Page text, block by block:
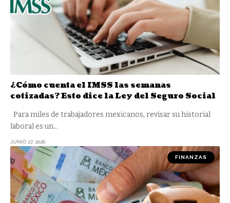
¿Cómo cuenta el IMSS las semanas
cotizadas? Esto dice la Ley del Seguro Social
Para miles de trabajadores mexicanos, revisar su historial
laboral es un…
JUNIO 27, 2026
FINANZAS